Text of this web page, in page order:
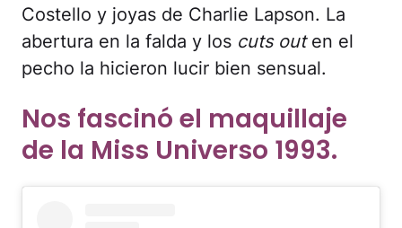
Costello y joyas de Charlie Lapson. La
abertura en la falda y los cuts outen el
pecho la hicieron lucir bien sensual.
Nos fascinó el maquillaje
de la Miss Universo 1993.